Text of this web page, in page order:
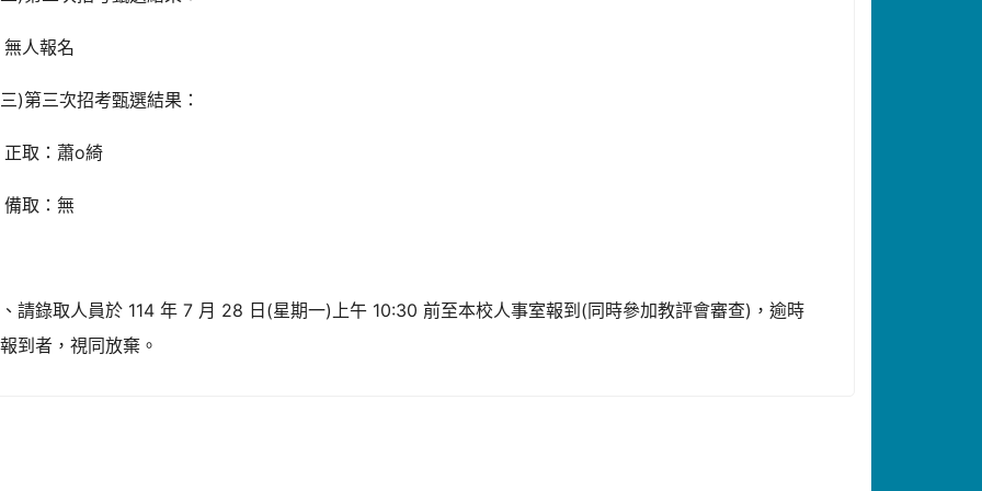
人報名
)第三次招考甄選結果：
取：蕭o綺
取：無
請錄取人員於 114 年 7 月 28 日(星期一)上午 10:30 前至本校人事室報到(同時參加教評會審查)，逾時
到者，視同放棄。